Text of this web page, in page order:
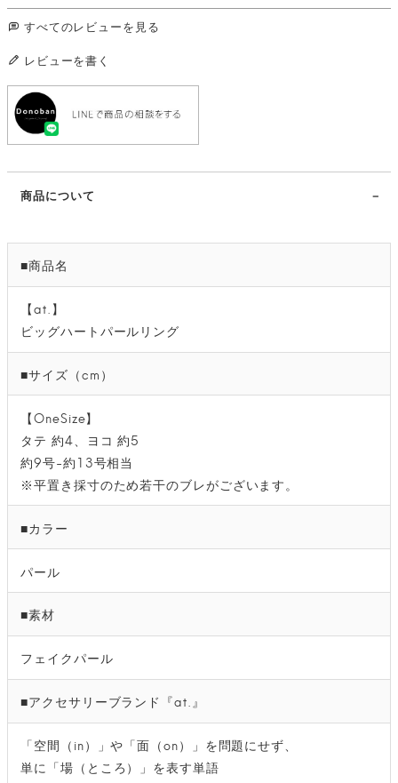
すべてのレビューを見る
レビューを書く
商品について
■商品名
【at.】
ビッグハートパールリング
■サイズ（cm）
【OneSize】
タテ 約4、ヨコ 約5
約9号-約13号相当
※平置き採寸のため若干のブレがございます。
■カラー
パール
■素材
フェイクパール
■アクセサリーブランド『at.』
「空間（in）」や「面（on）」を問題にせず、
単に「場（ところ）」を表す単語